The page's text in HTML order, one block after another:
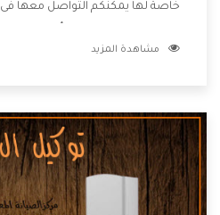
خاصة لها يمكنكم التواصل معها فى
من خلال العروض والخصومات التى
مشاهدة المزيد